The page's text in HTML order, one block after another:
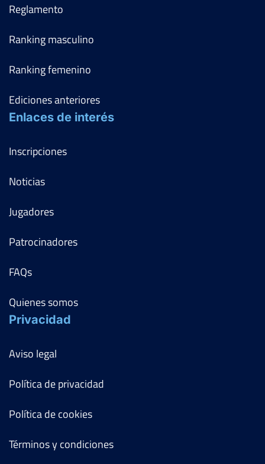
Reglamento
Ranking masculino
Ranking femenino
Ediciones anteriores
Enlaces de interés
Inscripciones
Noticias
Jugadores
Patrocinadores
FAQs
Quienes somos
Privacidad
Aviso legal
Política de privacidad
Política de cookies
Términos y condiciones